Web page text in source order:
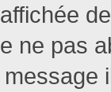
ne pas